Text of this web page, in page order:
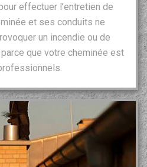
effectuer l’entretien de
et ses conduits ne
un incendie ou de
que votre cheminée est